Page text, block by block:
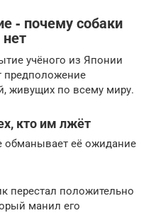
‐ почему собаки
учёного из Японии
предположение
живущих по всему миру.
кто им лжёт
обманывает её ожидание
перестал положительно
манил его